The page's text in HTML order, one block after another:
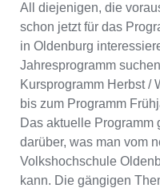
All diejenigen, die
schon jetzt für das
in Oldenburg
Jahresprogramm
Kursprogramm Herbst /
bis zum Programm
Das aktuelle Programm
darüber, was man vom
Volkshochschule
kann. Die gängigen